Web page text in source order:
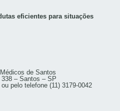
eficientes para situações
de Santos
– Santos – SP
ou pelo telefone (11) 3179-0042